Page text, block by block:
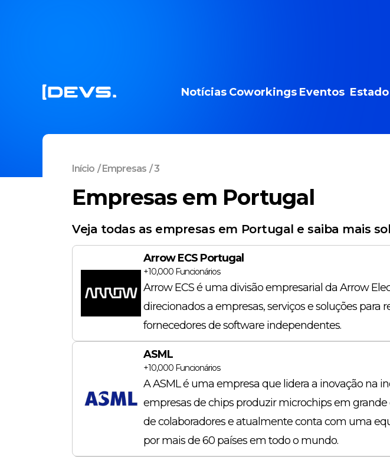
Notícias Coworkings Eventos
Início /Empresas /3
Empresas em Portugal
Veja todas as empresas em Portugal e saiba mais
Arrow ECS Portugal
+10,000 Funcionários
Arrow ECS é uma divisão empresarial da Arrow
direcionados a empresas, serviços e soluções
fornecedores de software independentes.
ASML
+10,000 Funcionários
A ASML é uma empresa que lidera a inovação na
empresas de chips produzir microchips em
de colaboradores e atualmente conta com uma
por mais de 60 países em todo o mundo.